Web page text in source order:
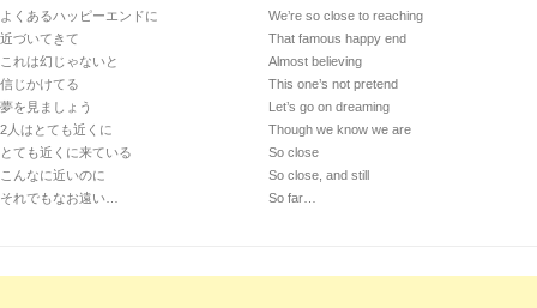
よくあるハッピーエンドに
近づいてきて
これは幻じゃないと
信じかけてる
夢を見ましょう
2人はとても近くに
とても近くに来ている
こんなに近いのに
それでもなお遠い…
We’re so close to reaching
That famous happy end
Almost believing
This one’s not pretend
Let’s go on dreaming
Though we know we are
So close
So close, and still
So far…